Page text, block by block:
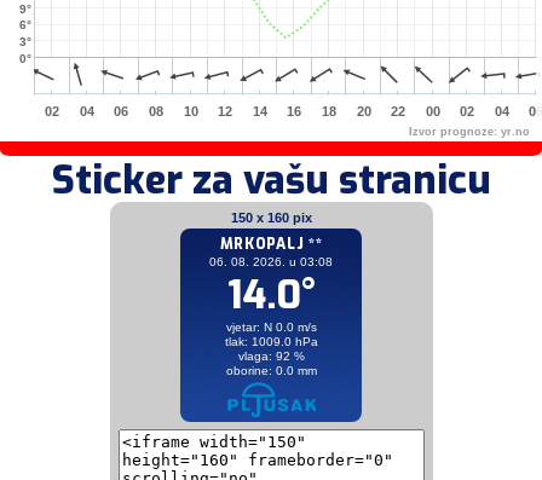
Izvor prognoze: yr.no
0°
3°
6°
9°
02 04 06 08 10 12 14 16 18 20 22 00 02 04
Sticker za vašu stranicu
150 x 160 pix